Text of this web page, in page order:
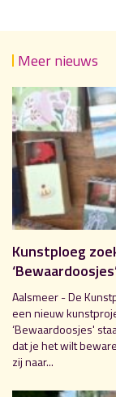
Meer nieuws
Kunstploeg
Aalsmeer - De
een nieuw
‘Bewaardoosjes'
dat je het wilt
zij naar...